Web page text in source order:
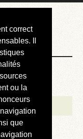
correct
Il
ou la
que